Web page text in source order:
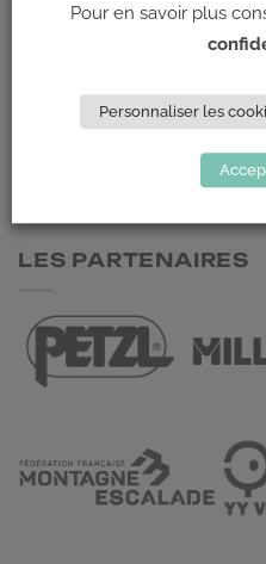
ADRESSE
148 Avenue Jean Jaurès
LES PARTENAIRES
Pour en savoir plus
Personnaliser les